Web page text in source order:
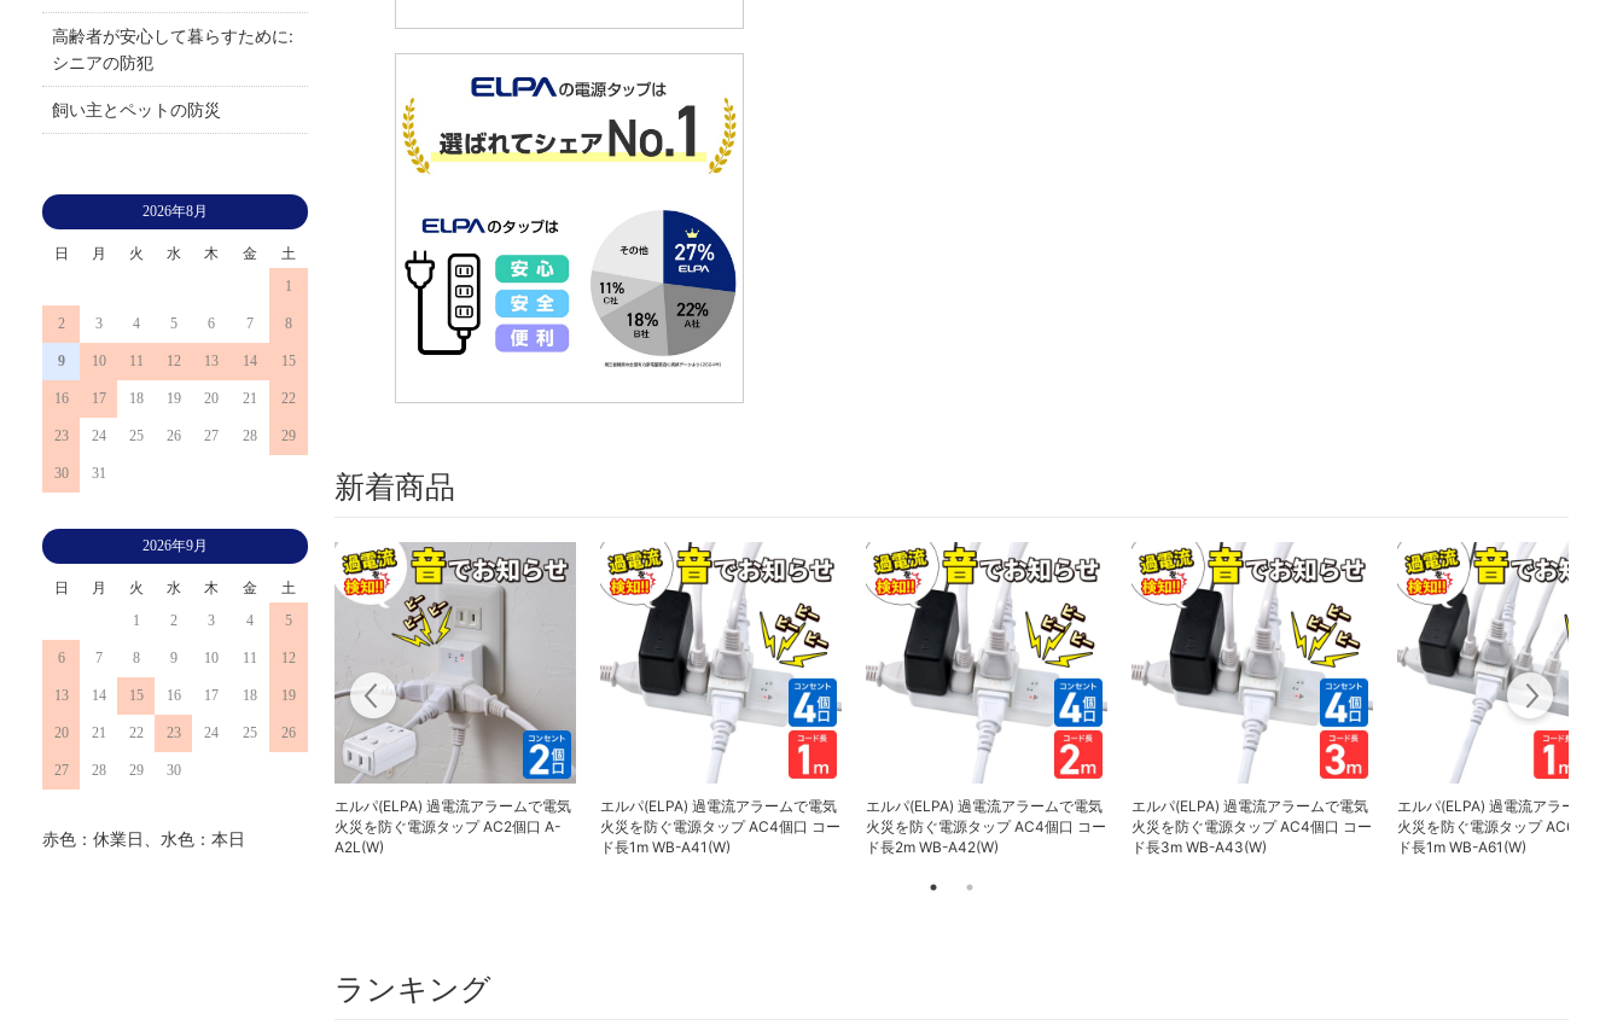
高齢者が安心して暮らすために:
シニアの防犯
飼い主とペットの防災
2026年8月
日 月 火 水 木 金
土
1
2 3 4 5 6 7 8
9 10 11 12 13 14 15
16 17 18 19 20 21 22
23 24 25 26 27 28 29
30 31
2026年9月
日 月 火 水 木 金
土
1
2 3 4 5
6 7 8 9 10 11 12
13 14 15 16 17 18 19
20 21 22 23 24 25 26
27 28 29 30
赤色：休業日、水色：本日
新着商品
エルパ(ELPA) 過電流アラームで電気
火災を防ぐ電源タップ AC2個口 A-
A2L(W)
エルパ(ELPA) 過電流アラームで電気
火災を防ぐ電源タップ AC4個口 コー
ド長1m WB-A41(W)
エルパ(ELPA) 過電流アラームで電気
火災を防ぐ電源タップ AC4個口 コー
ド長2m WB-A42(W)
エルパ(ELPA) 過電流アラームで電気
火災を防ぐ電源タップ AC4個口 コー
ド長3m WB-A43(W)
エルパ(ELPA) 過電流アラームで電
火災を防ぐ電源タップ AC6個口
ド長1m WB-A61(W)
ランキング